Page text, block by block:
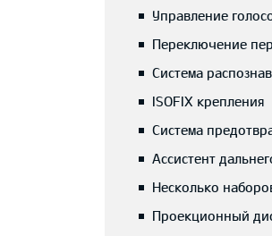
Управление
Переключение
Cистема
ISOFIX крепления
Система
Ассистент
Несколько
Проекционный